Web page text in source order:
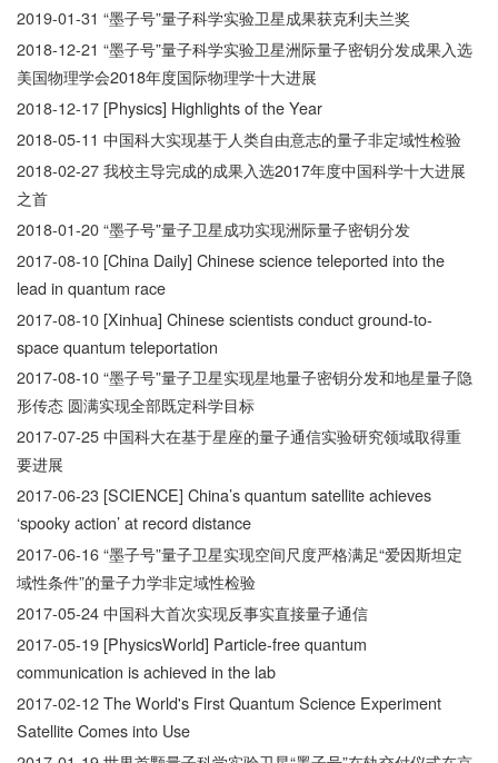
2019-01-31 “墨子号”量子科学实验卫星成果获克利夫兰奖
2018-12-21 “墨子号”量子科学实验卫星洲际量子密钥分发成果入选
美国物理学会2018年度国际物理学十大进展
2018-12-17 [Physics] Highlights of the Year
2018-05-11 中国科大实现基于人类自由意志的量子非定域性检验
2018-02-27我校主导完成的成果入选2017年度中国科学十大进展
之首
2018-01-20“墨子号”量子卫星成功实现洲际量子密钥分发
2017-08-10 [China Daily] Chinese science teleported into the
lead in quantum race
2017-08-10 [Xinhua] Chinese scientists conduct ground-to-
space quantum teleportation
2017-08-10“墨子号”量子卫星实现星地量子密钥分发和地星量子隐
形传态 圆满实现全部既定科学目标
2017-07-25中国科大在基于星座的量子通信实验研究领域取得重
要进展
2017-06-23 [SCIENCE] China’s quantum satellite achieves
‘spooky action’ at record distance
2017-06-16“墨子号”量子卫星实现空间尺度严格满足“爱因斯坦定
域性条件”的量子力学非定域性检验
2017-05-24中国科大首次实现反事实直接量子通信
2017-05-19 [PhysicsWorld] Particle-free quantum
communication is achieved in the lab
2017-02-12The World's First Quantum Science Experiment
Satellite Comes into Use